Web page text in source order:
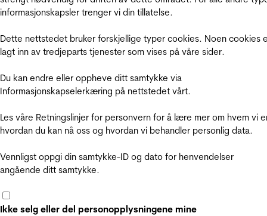
informasjonskapsler trenger vi din tillatelse.
Dette nettstedet bruker forskjellige typer cookies. Noen cookies
lagt inn av tredjeparts tjenester som vises på våre sider.
Du kan endre eller oppheve ditt samtykke via
Informasjonskapselerkæring på nettstedet vårt.
Les våre Retningslinjer for personvern for å lære mer om hvem vi
hvordan du kan nå oss og hvordan vi behandler personlig data.
Vennligst oppgi din samtykke-ID og dato for henvendelser
angående ditt samtykke.
Ikke selg eller del personopplysningene mine